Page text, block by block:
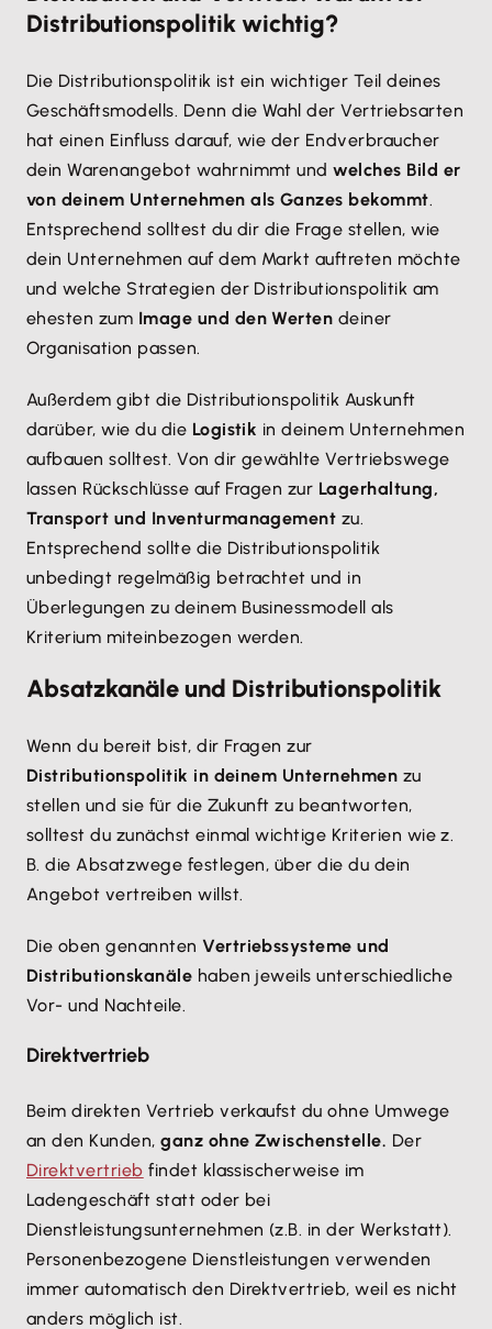
Distributionspolitik wichtig?
Die Distributionspolitik ist ein wichtiger Teil deines
Geschäftsmodells. Denn die Wahl der Vertriebsarten
hat einen Einfluss darauf, wie der Endverbraucher
dein Warenangebot wahrnimmt undwelches Bild er
von deinem Unternehmen als Ganzes bekommt.
Entsprechend solltest du dir die Frage stellen, wie
dein Unternehmen auf dem Markt auftreten möchte
und welche Strategien der Distributionspolitik am
ehesten zum Image und den Werten deiner
Organisation passen.
Außerdem gibt die Distributionspolitik Auskunft
darüber, wie du die Logistik in deinem Unternehmen
aufbauen solltest. Von dir gewählte Vertriebswege
lassen Rückschlüsse auf Fragen zur Lagerhaltung,
Transport und Inventurmanagement zu.
Entsprechend sollte die Distributionspolitik
unbedingt regelmäßig betrachtet und in
Überlegungen zu deinem Businessmodell als
Kriterium miteinbezogen werden.
Absatzkanäle und Distributionspolitik
Wenn du bereit bist, dir Fragen zur
Distributionspolitik in deinem Unternehmen zu
stellen und sie für die Zukunft zu beantworten,
solltest du zunächst einmal wichtige Kriterien wie z.
B. die Absatzwege festlegen, über die du dein
Angebot vertreiben willst.
Die oben genannten Vertriebssysteme und
Distributionskanäle haben jeweils unterschiedliche
Vor- und Nachteile.
Direktvertrieb
Beim direkten Vertrieb verkaufst du ohne Umwege
an den Kunden,ganz ohne Zwischenstelle. Der
Direktvertrieb findet klassischerweise im
Ladengeschäft statt oder bei
Dienstleistungsunternehmen (z.B. in der Werkstatt).
Personenbezogene Dienstleistungen verwenden
immer automatisch den Direktvertrieb, weil es nicht
anders möglich ist.